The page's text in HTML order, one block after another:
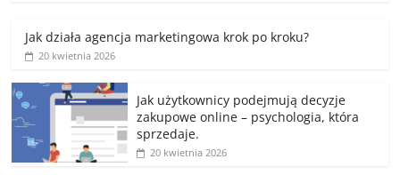
Jak działa agencja marketingowa krok po kroku?
20 kwietnia 2026
Jak użytkownicy podejmują decyzje
zakupowe online – psychologia, która
sprzedaje.
20 kwietnia 2026